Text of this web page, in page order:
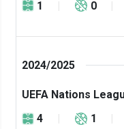
1
0
2024/2025
UEFA Nations
4
1